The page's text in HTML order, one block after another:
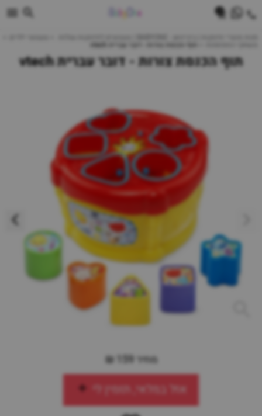
תוף הכנסת צורות - דובר עברית vtech
תוף הכנסת צורות - דובר עברית vtech
מחיר 159 ₪
אזל במלאי, תזמין לי